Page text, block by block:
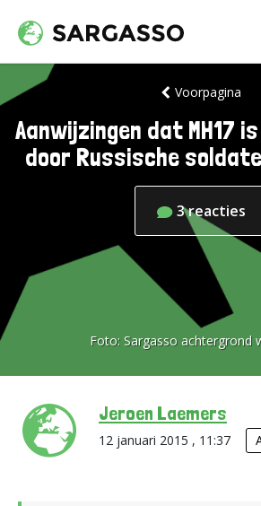
Voorpagina
Aanwijzingen dat MH17
door Russische
3reacties
Foto: Sargasso achtergrond
Jeroen Laemers
12 januari 2015 , 11:37